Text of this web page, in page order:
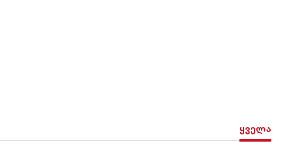
ყველა